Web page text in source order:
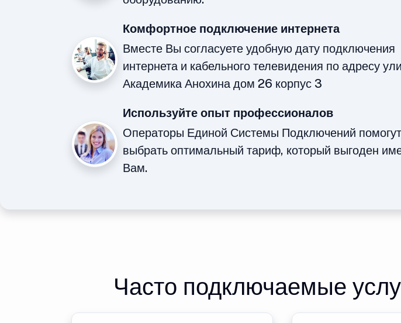
Комфортное подключение интернета
Вместе Вы согласуете удобную дату подключения
интернета и кабельного телевидения по адресу
Академика Анохина дом 26 корпус 3
Используйте опыт профессионалов
Операторы Единой Системы Подключений помогут
выбрать оптимальный тариф, который выгоден
Вам.
Часто подключаемые